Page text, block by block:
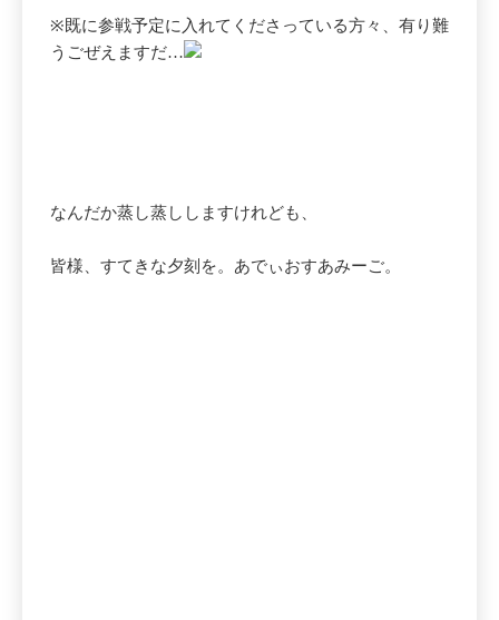
※既に参戦予定に入れてくださっている方々、有り難
うごぜえますだ…
なんだか蒸し蒸ししますけれども、
皆様、すてきな夕刻を。あでぃおすあみーご。